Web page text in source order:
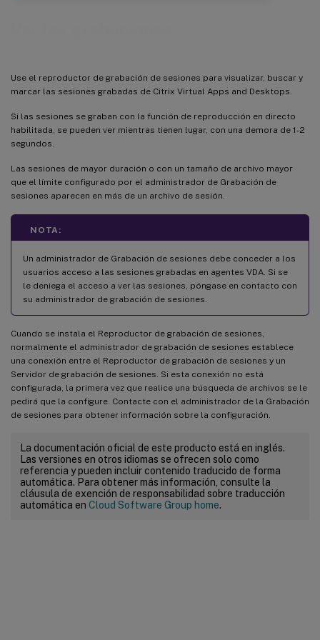
Use el reproductor de grabación de sesiones para visualizar, buscar y
marcar las sesiones grabadas de Citrix Virtual Apps and Desktops.
Si las sesiones se graban con la función de reproducción en directo
habilitada, se pueden ver mientras tienen lugar, con una demora de 1-2
segundos.
Las sesiones de mayor duración o con un tamaño de archivo mayor
que el límite configurado por el administrador de Grabación de
sesiones aparecen en más de un archivo de sesión.
NOTA:
Un administrador de Grabación de sesiones debe conceder a los
usuarios acceso a las sesiones grabadas en agentes VDA. Si se
le deniega el acceso a ver las sesiones, póngase en contacto con
su administrador de grabación de sesiones.
Cuando se instala el Reproductor de grabación de sesiones,
normalmente el administrador de grabación de sesiones establece
una conexión entre el Reproductor de grabación de sesiones y un
Servidor de grabación de sesiones. Si esta conexión no está
configurada, la primera vez que realice una búsqueda de archivos se le
pedirá que la configure. Contacte con el administrador de la Grabación
de sesiones para obtener información sobre la configuración.
La documentación oficial de este producto está en inglés.
Las versiones en otros idiomas se ofrecen solo como
referencia y pueden incluir contenido traducido de forma
automática. Para obtener más información, consulte la
cláusula de exención de responsabilidad sobre traducción
automática en Cloud Software Group home.